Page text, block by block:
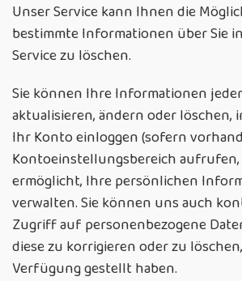
Unser Service kann Ihnen die
bestimmte Informationen über Sie
Service zu löschen.
Sie können Ihre Informationen
aktualisieren, ändern oder löschen,
Ihr Konto einloggen (sofern
Kontoeinstellungsbereich
ermöglicht, Ihre persönlichen
verwalten. Sie können uns auch
Zugriff auf personenbezogene
diese zu korrigieren oder zu
Verfügung gestellt haben.